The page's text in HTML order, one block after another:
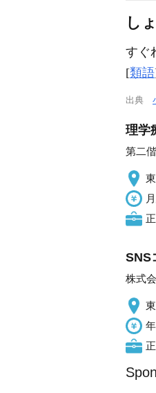
し
すぐ
[類語
出典
理学
第二
SNS
株式